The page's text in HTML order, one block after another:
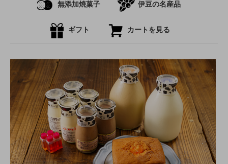
無添加焼菓子 伊豆の名産品
ギフト カートを見る